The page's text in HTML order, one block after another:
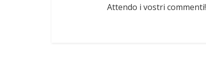
Attendo i vostri commenti!